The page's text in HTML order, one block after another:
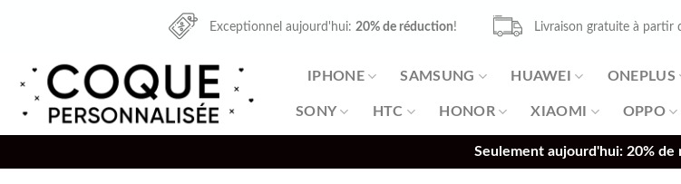
Exceptionnel aujourd'hui:20% de réduction! Livraison gratuite à partir
IPHONE SAMSUNG HUAWEI ONEPLUS
SONY HTC HONOR XIAOMI OPPO
Seulement aujourd'hui: 20% de